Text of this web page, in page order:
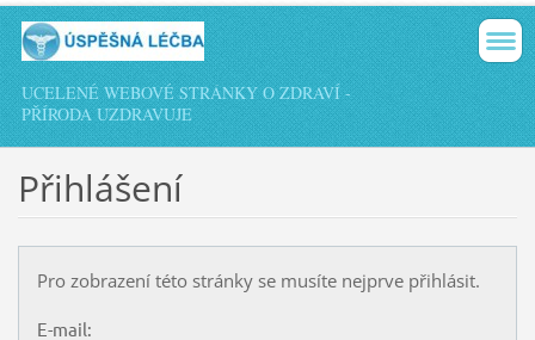
UCELENÉ WEBOVÉ STRÁNKY O ZDRAVÍ -
PŘÍRODA UZDRAVUJE
Přihlášení
Pro zobrazení této stránky se musíte nejprve přihlásit.
E-mail: